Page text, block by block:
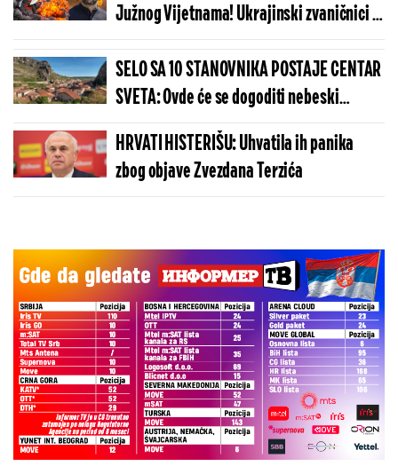
Južnog Vijetnama! Ukrajinski zvaničnici u
panici, sve se odvija po istom modelu!
SELO SA 10 STANOVNIKA POSTAJE CENTAR
SVETA: Ovde će se dogoditi nebeski
spektakl koji se čeka više od 100 godina
HRVATI HISTERIŠU: Uhvatila ih panika
zbog objave Zvezdana Terzića